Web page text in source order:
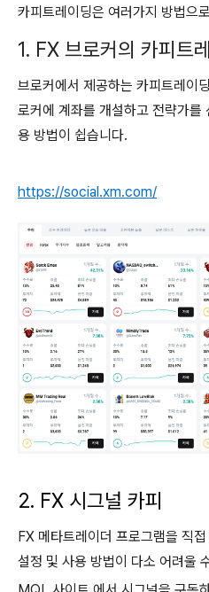
카피트레이딩은 여러가지 방법으
1. FX 브로커의 카피트
브로커에서 제공하는 카피트레이
로커에 계좌를 개설하고 전략가를
용 방법이 쉽습니다.
https://social.xm.com/
2. FX 시그널 카피
FX 메타트레이더 프로그램을 직
설정 및 사용 방법이 다소 어려울